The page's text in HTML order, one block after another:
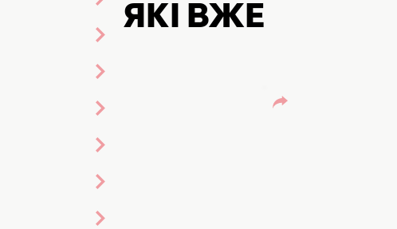
ЯКІ ВЖЕ
РОЦІ